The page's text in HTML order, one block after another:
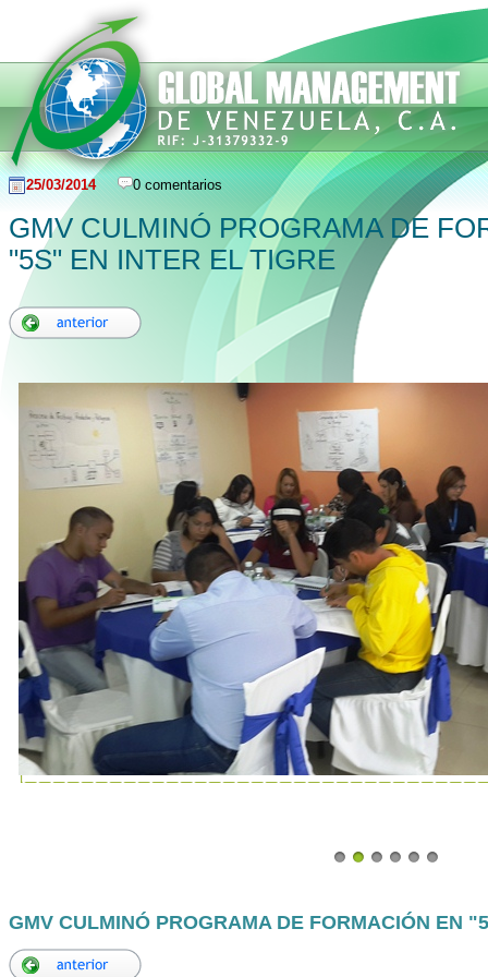
25/03/2014 0 comentarios
GMV CULMINÓ PROGRAMA DE
"5S" EN INTER EL TIGRE
GMV CULMINÓ PROGRAMA DE FORMACIÓN EN